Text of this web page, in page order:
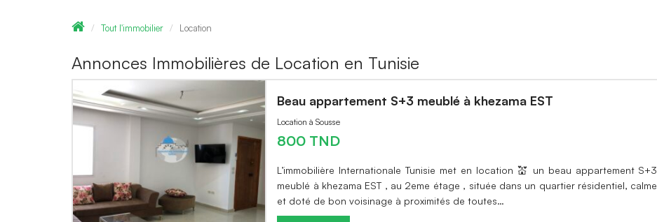
Tout l'immobilier Location
Annonces Immobilières de Location en Tunisie
Beau appartement S+3 meublé à khezama EST
Location à Sousse
800 TND
L’immobilière Internationale Tunisie met en location 💒 un beau appartement S+3
meublé à khezama EST , au 2eme étage , située dans un quartier résidentiel, calme
et doté de bon voisinage à proximités de toutes…